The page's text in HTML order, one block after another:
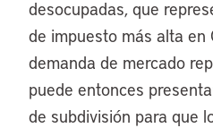
desocupadas, que
de impuesto más alta en
demanda de mercado
puede entonces
de subdivisión para que